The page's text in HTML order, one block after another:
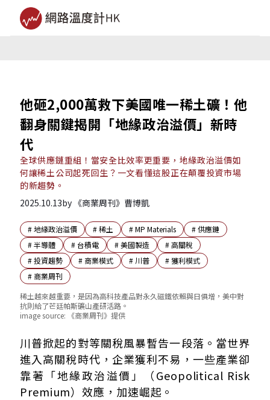
他砸2,000萬救下美國唯一稀土礦！他
翻身關鍵揭開「地緣政治溢價」新時
代
全球供應鏈重組！當安全比效率更重要，地緣政治溢價如
何讓稀土公司起死回生？一文看懂這股正在顛覆投資市場
的新趨勢。
2025.10.13by 《商業周刊》曹博凱
#地緣政治溢價 #稀土 #MP Materials #供應鏈
#半導體 # 台積電 #美國製造 #高關稅
#投資趨勢 # 商業模式 # 川普 #獲利模式
# 商業周刊
稀土越來越重要，是因為高科技產品對永久磁鐵依賴與日俱增，美中對
抗則給了芒廷帕斯礦山產研活路。
image source: 《商業周刊》提供
兩千萬美元的豪賭 他救下美國唯一運作稀土場
打造完整稀土供應鏈 美國防部甘願掏兩倍價採購
川普掀起的對等關稅風暴暫告一段落。當世界
進入高關稅時代，企業獲利不易，一些產業卻
靠著「地緣政治溢價」（Geopolitical Risk
Premium）效應，加速崛起。